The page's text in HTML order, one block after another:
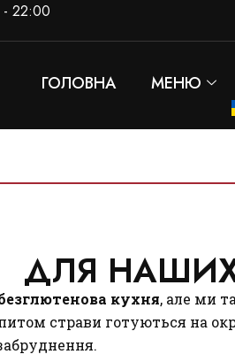
- 22:00
ГОЛОВНА МЕНЮ
ДЛЯ
кухня, але ми
страви готуються на